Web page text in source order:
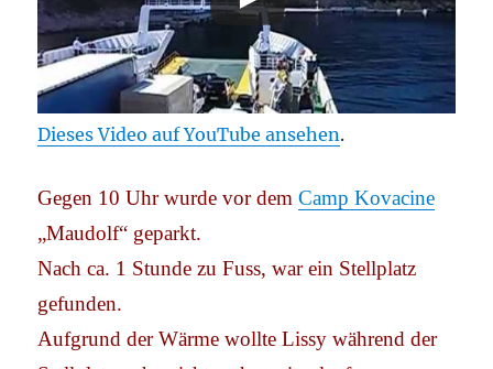
Dieses Video auf YouTube ansehen.
Gegen 10 Uhr wurde vor demCamp Kovacine
„Maudolf“ geparkt.
Nach ca. 1 Stunde zu Fuss, war ein Stellplatz
gefunden.
Aufgrund der Wärme wollte Lissy während der